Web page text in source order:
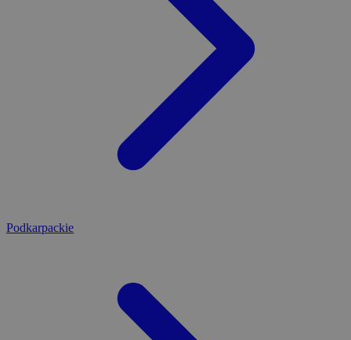
Podkarpackie